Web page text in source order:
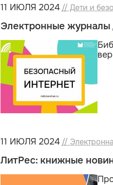
11 ИЮЛЯ 2024 // Дети и
Электронные журналы
11 ИЮЛЯ 2024 //
ЛитРес: книжные